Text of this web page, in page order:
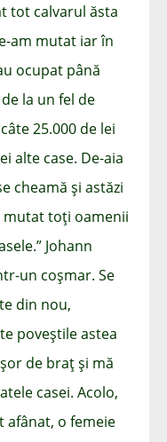
tot calvarul ăsta
am mutat iar în
ocupat până
la un fel de
25.000 de lei
alte case. De-aia
cheamă și astăzi
mutat toți oamenii
Johann
un coșmar. Se
din nou,
poveștile astea
de braț și mă
casei. Acolo,
afânat, o femeie